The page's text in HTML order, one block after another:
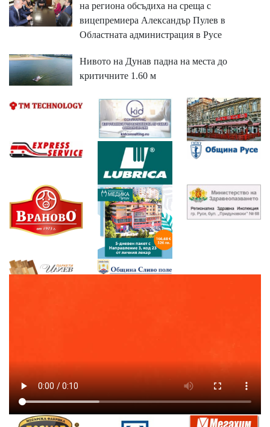
на региона обсъдиха на среща с
вицепремиера Александър Пулев в
Областната администрация в Русе
Нивото на Дунав падна на места до
критичните 1.60 м